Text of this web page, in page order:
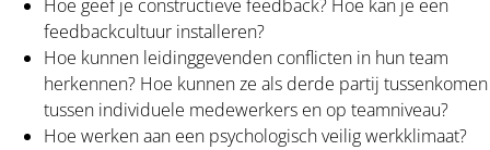
Hoe geef je constructieve feedback? Hoe kan je een
feedbackcultuur installeren?
Hoe kunnen leidinggevenden conflicten in hun team
herkennen? Hoe kunnen ze als derde partij tussenkomen
tussen individuele medewerkers en op teamniveau?
Hoe werken aan een psychologisch veilig werkklimaat?